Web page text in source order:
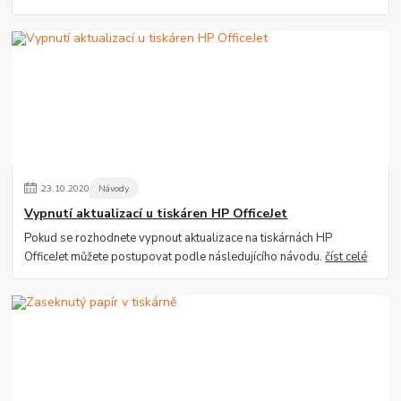
23.10.2020 Návody
Vypnutí aktualizací u tiskáren HP OfficeJet
Pokud se rozhodnete vypnout aktualizace na tiskárnách HP
OfficeJet můžete postupovat podle následujícího návodu.číst celé